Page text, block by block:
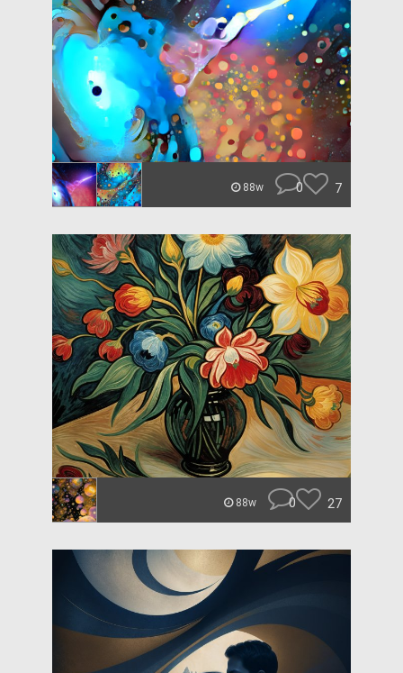
88w 0 7
88w 0 27